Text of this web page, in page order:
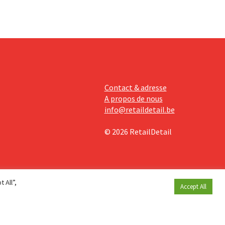
Contact & adresse
A propos de nous
info@retaildetail.be
© 2026 RetailDetail
All”,
Accept All